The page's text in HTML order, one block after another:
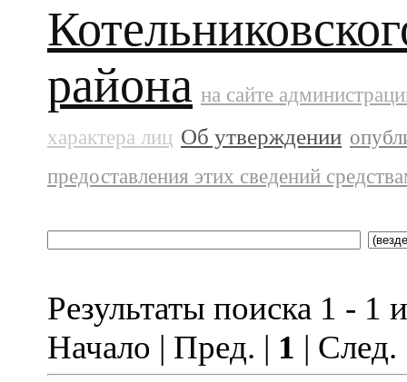
района на сайте
характера лиц Об утверждении
предоставления этих сведений
Результаты поиска 1 - 1
Начало | Пред. | 1 |